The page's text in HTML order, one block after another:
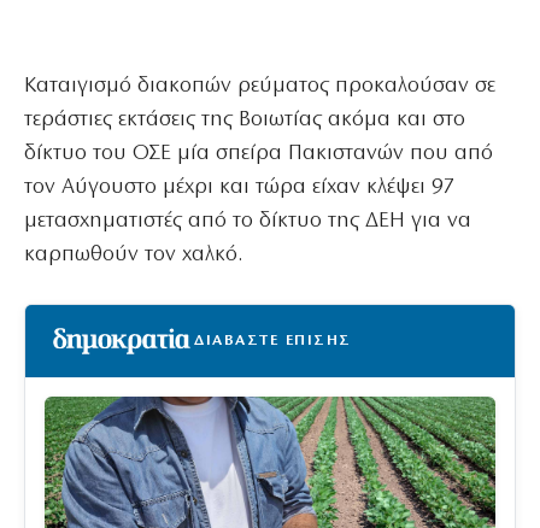
Καταιγισμό διακοπών ρεύματος προκαλούσαν σε
τεράστιες εκτάσεις της Βοιωτίας ακόμα και στο
δίκτυο του ΟΣΕ μία σπείρα Πακιστανών που από
τον Αύγουστο μέχρι και τώρα είχαν κλέψει 97
μετασχηματιστές από το δίκτυο της ΔΕΗ για να
καρπωθούν τον χαλκό.
ΔΙΑΒΑΣΤΕ ΕΠΙΣΗΣ